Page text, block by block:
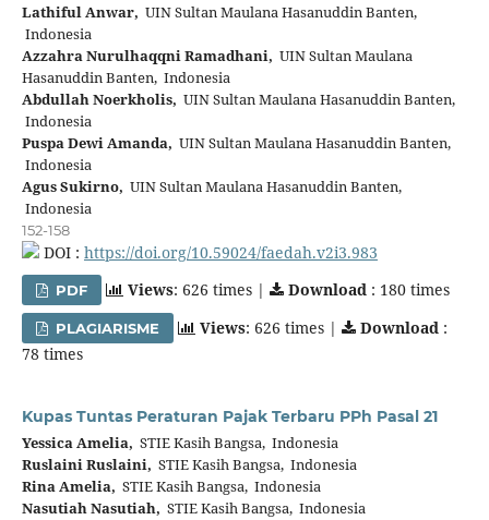
Lathiful Anwar, UIN Sultan Maulana Hasanuddin Banten,
Indonesia
Azzahra Nurulhaqqni Ramadhani, UIN Sultan Maulana
Hasanuddin Banten, Indonesia
Abdullah Noerkholis, UIN Sultan Maulana Hasanuddin Banten,
Indonesia
Puspa Dewi Amanda, UIN Sultan Maulana Hasanuddin Banten,
Indonesia
Agus Sukirno, UIN Sultan Maulana Hasanuddin Banten,
Indonesia
152-158
DOI : https://doi.org/10.59024/faedah.v2i3.983
PDF Views: 626 times | Download : 180 times
PLAGIARISME Views: 626 times | Download :
78 times
Kupas Tuntas Peraturan Pajak Terbaru PPh Pasal 21
Yessica Amelia, STIE Kasih Bangsa, Indonesia
Ruslaini Ruslaini, STIE Kasih Bangsa, Indonesia
Rina Amelia, STIE Kasih Bangsa, Indonesia
Nasutiah Nasutiah, STIE Kasih Bangsa, Indonesia